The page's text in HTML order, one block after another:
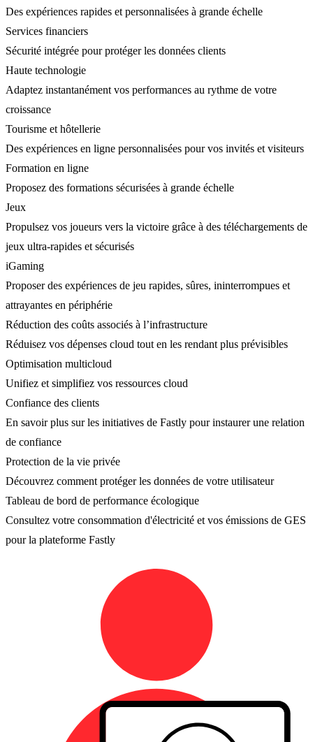
Des expériences rapides et personnalisées à grande échelle
Services financiers
Sécurité intégrée pour protéger les données clients
Haute technologie
Adaptez instantanément vos performances au rythme de votre
croissance
Tourisme et hôtellerie
Des expériences en ligne personnalisées pour vos invités et visiteurs
Formation en ligne
Proposez des formations sécurisées à grande échelle
Jeux
Propulsez vos joueurs vers la victoire grâce à des téléchargements de
jeux ultra-rapides et sécurisés
iGaming
Proposer des expériences de jeu rapides, sûres, ininterrompues et
attrayantes en périphérie
Réduction des coûts associés à l’infrastructure
Réduisez vos dépenses cloud tout en les rendant plus prévisibles
Optimisation multicloud
Unifiez et simplifiez vos ressources cloud
Confiance des clients
En savoir plus sur les initiatives de Fastly pour instaurer une relation
de confiance
Protection de la vie privée
Découvrez comment protéger les données de votre utilisateur
Tableau de bord de performance écologique
Consultez votre consommation d'électricité et vos émissions de GES
pour la plateforme Fastly